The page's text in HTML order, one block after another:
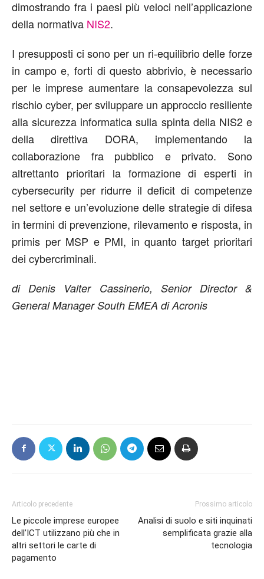
dimostrando fra i paesi più veloci nell’applicazione
della normativa NIS2.
I presupposti ci sono per un ri-equilibrio delle forze
in campo e, forti di questo abbrivio, è necessario
per le imprese aumentare la consapevolezza sul
rischio cyber, per sviluppare un approccio resiliente
alla sicurezza informatica sulla spinta della NIS2 e
della direttiva DORA, implementando la
collaborazione fra pubblico e privato. Sono
altrettanto prioritari la formazione di esperti in
cybersecurity per ridurre il deficit di competenze
nel settore e un’evoluzione delle strategie di difesa
in termini di prevenzione, rilevamento e risposta, in
primis per MSP e PMI, in quanto target prioritari
dei cybercriminali.
di Denis Valter Cassinerio, Senior Director &
General Manager South EMEA di Acronis
Articolo precedente
Le piccole imprese europee
dell’ICT utilizzano più che in
altri settori le carte di
pagamento
Prossimo articolo
Analisi di suolo e siti inquinati
semplificata grazie alla
tecnologia